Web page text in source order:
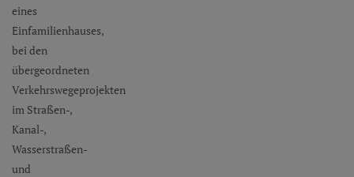
eines
Einfamilienhauses,
bei den
übergeordneten
Verkehrswegeprojekten
im Straßen-,
Kanal-,
Wasserstraßen-
und